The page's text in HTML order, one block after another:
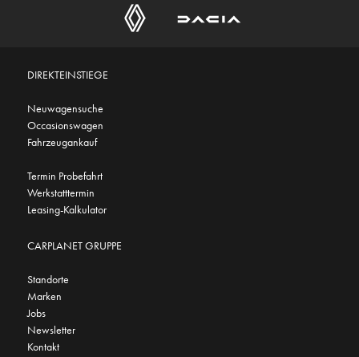
DIREKTEINSTIEGE
Neuwagensuche
Occasionswagen
Fahrzeugankauf
Termin Probefahrt
Werkstatttermin
Leasing-Kalkulator
CARPLANET GRUPPE
Standorte
Marken
Jobs
Newsletter
Kontakt